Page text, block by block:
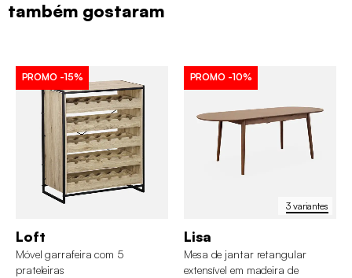
também gostaram
PROMO -15%
Loft
Móvel garrafeira com 5
prateleiras
3 variantes
PROMO -10%
Lisa
Mesa de jantar retangular
extensível em madeira de